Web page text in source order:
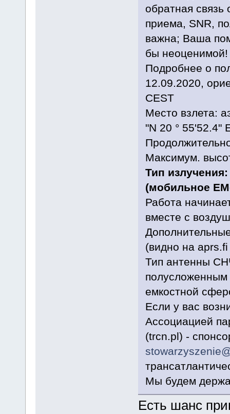
обратная
приема, SNR,
важна; Ваша
бы неоценимой!
Подробнее о
12.09.2020,
CEST
Место взлета:
"N 20 ° 55'52.4"
Максимум.
Тип
(мобильное
Работа
вместе с
(видно на
Тип антенны
емкостной
Если у вас
Ассоциацией
(trcn.pl) -
Мы будем
Есть шанс